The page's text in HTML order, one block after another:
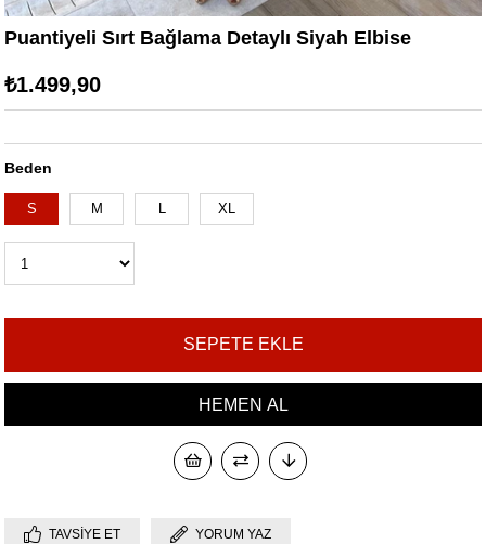
Puantiyeli Sırt Bağlama Detaylı Siyah Elbise
₺1.499,90
Beden
S M L XL
TAVSIYE ET YORUM YAZ